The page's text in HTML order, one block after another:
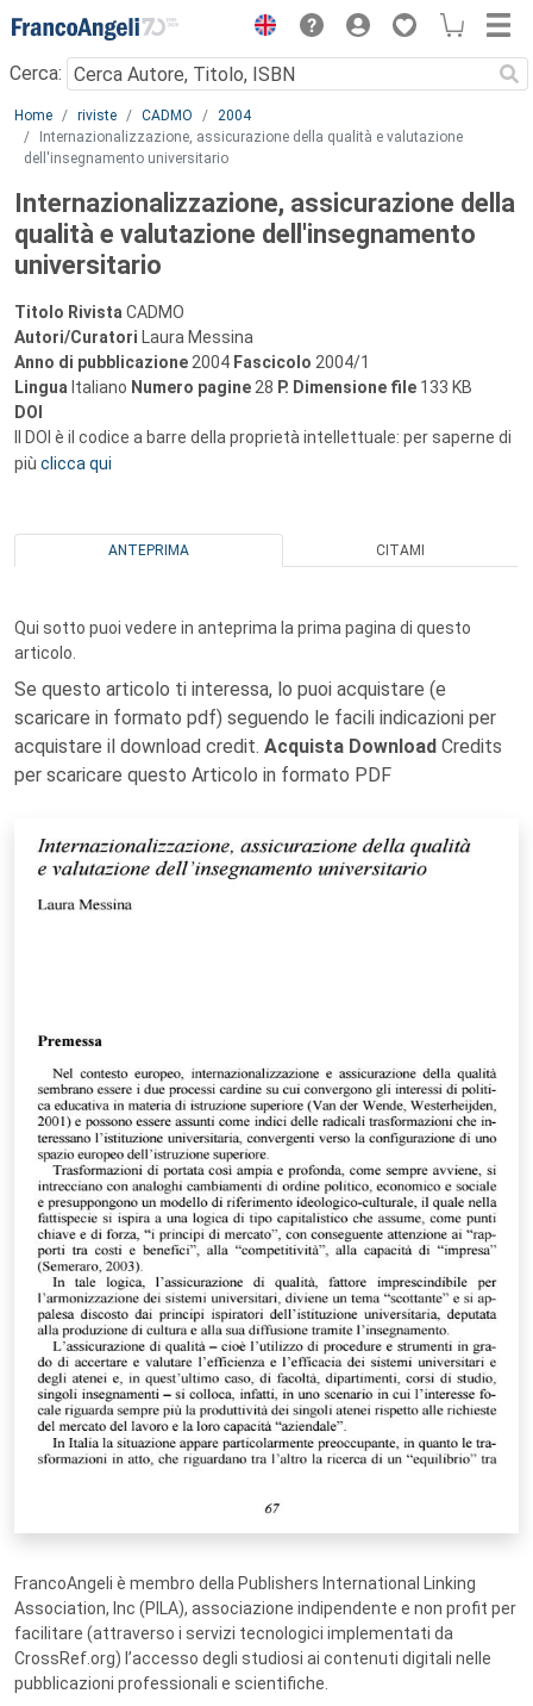
Menu
Cerca:
Main content
Home riviste CADMO
2004
Internazionalizzazione, assicurazione della qualità e valutazione
dell'insegnamento universitario
Internazionalizzazione, assicurazione della
qualità e valutazione dell'insegnamento
universitario
Titolo Rivista CADMO
Autori/Curatori Laura Messina
Anno di pubblicazione 2004 Fascicolo 2004/1
Lingua Italiano Numero pagine 28 P. Dimensione file 133 KB
DOI
Il DOI è il codice a barre della proprietà intellettuale: per saperne di
più clicca qui
ANTEPRIMA CITAMI
Qui sotto puoi vedere in anteprima la prima pagina di questo
articolo.
Se questo articolo ti interessa, lo puoi acquistare (e
scaricare in formato pdf) seguendo le facili indicazioni per
acquistare il download credit. Acquista Download Credits
per scaricare questo Articolo in formato PDF
FrancoAngeli è membro della Publishers International Linking
Association, Inc (PILA), associazione indipendente e non profit per
facilitare (attraverso i servizi tecnologici implementati da
CrossRef.org) l’accesso degli studiosi ai contenuti digitali nelle
pubblicazioni professionali e scientifiche.